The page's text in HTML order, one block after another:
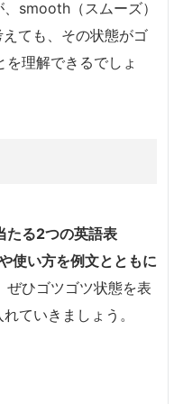
smooth（スムーズ）
ても、その状態がゴ
理解できるでしょ
たる2つの英語表
使い方を例文とともに
ぜひゴツゴツ状態を表
ていきましょう。